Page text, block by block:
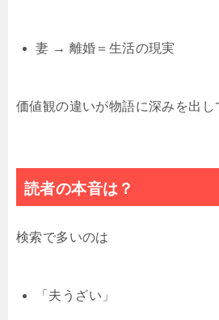
妻 → 離婚＝生活の現実
価値観の違いが物語に深みを出し
読者の本音は？
検索で多いのは
「夫うざい」